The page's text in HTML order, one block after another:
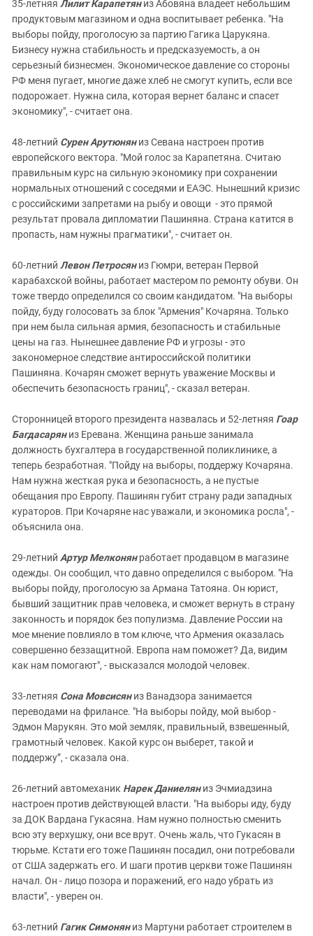
35-летняя Лилит Карапетяниз Абовяна владеет небольшим
продуктовым магазином и одна воспитывает ребенка. "На
выборы пойду, проголосую за партию Гагика Царукяна.
Бизнесу нужна стабильность и предсказуемость, а он
серьезный бизнесмен. Экономическое давление со стороны
РФ меня пугает, многие даже хлеб не смогут купить, если все
подорожает. Нужна сила, которая вернет баланс и спасет
экономику", - считает она.
48-летний Сурен Арутюняниз Севана настроен против
европейского вектора. "Мой голос за Карапетяна. Считаю
правильным курс на сильную экономику при сохранении
нормальных отношений с соседями и ЕАЭС. Нынешний кризис
с российскими запретами на рыбу и овощи - это прямой
результат провала дипломатии Пашиняна. Страна катится в
пропасть, нам нужны прагматики", - считает он.
60-летний Левон Петросяниз Гюмри, ветеран Первой
карабахской войны, работает мастером по ремонту обуви. Он
тоже твердо определился со своим кандидатом. "На выборы
пойду, буду голосовать за блок "Армения" Кочаряна. Только
при нем была сильная армия, безопасность и стабильные
цены на газ. Нынешнее давление РФ и угрозы - это
закономерное следствие антироссийской политики
Пашиняна. Кочарян сможет вернуть уважение Москвы и
обеспечить безопасность границ", - сказал ветеран.
Сторонницей второго президента назвалась и 52-летняя Гоар
Багдасаряниз Еревана. Женщина раньше занимала
должность бухгалтера в государственной поликлинике, а
теперь безработная. "Пойду на выборы, поддержу Кочаряна.
Нам нужна жесткая рука и безопасность, а не пустые
обещания про Европу. Пашинян губит страну ради западных
кураторов. При Кочаряне нас уважали, и экономика росла", -
объяснила она.
29-летний Артур Мелконянработает продавцом в магазине
одежды. Он сообщил, что давно определился с выбором. "На
выборы пойду, проголосую за Армана Татояна. Он юрист,
бывший защитник прав человека, и сможет вернуть в страну
законность и порядок без популизма. Давление России на
мое мнение повлияло в том ключе, что Армения оказалась
совершенно беззащитной. Европа нам поможет? Да, видим
как нам помогают", - высказался молодой человек.
33-летняя Сона Мовсисяниз Ванадзора занимается
переводами на фрилансе. "На выборы пойду, мой выбор -
Эдмон Марукян. Это мой земляк, правильный, взвешенный,
грамотный человек. Какой курс он выберет, такой и
поддержу”, - сказала она.
26-летний автомеханик Нарек Даниеляниз Эчмиадзина
настроен против действующей власти. "На выборы иду, буду
за ДОК Вардана Гукасяна. Нам нужно полностью сменить
всю эту верхушку, они все врут. Очень жаль, что Гукасян в
тюрьме. Кстати его тоже Пашинян посадил, они потребовали
от США задержать его. И шаги против церкви тоже Пашинян
начал. Он - лицо позора и поражений, его надо убрать из
власти", - уверен он.
63-летний Гагик Симоняниз Мартуни работает строителем в